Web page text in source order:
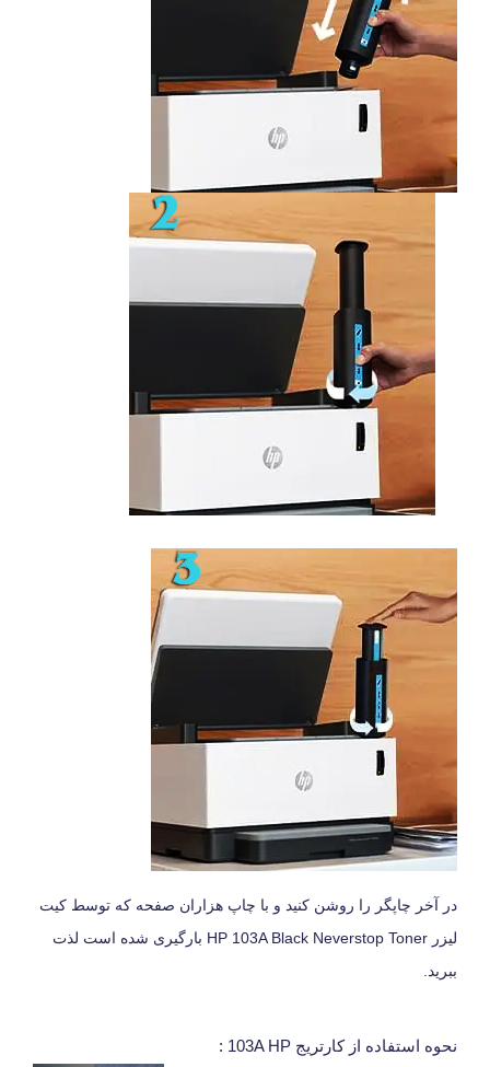
در آخر چاپگر را روشن کنید و با چاپ هزاران صفحه که توسط کیت
لیزر HP 103A Black Neverstop Toner بارگیری شده است لذت
ببرید.
نحوه استفاده از کارتریج 103A HP :